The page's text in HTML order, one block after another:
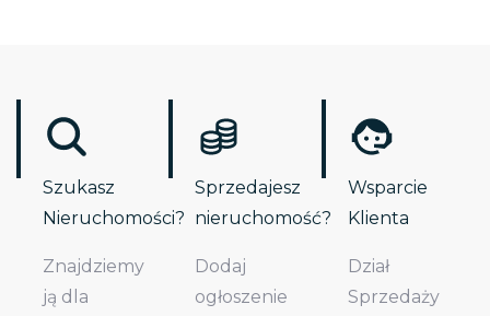
Szukasz
Nieruchomości?
Znajdziemy
ją dla
Sprzedajesz
nieruchomość?
Dodaj
ogłoszenie
Wsparcie
Klienta
Dział
Sprzedaży